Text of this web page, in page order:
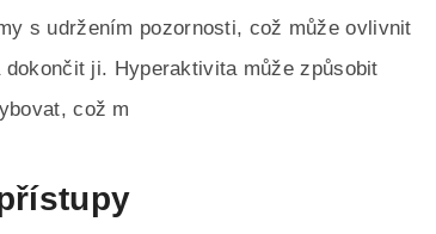
s udržením pozornosti, což může ovlivnit
ji. Hyperaktivita může způsobit
což m